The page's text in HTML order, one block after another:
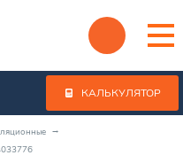
КАЛЬКУЛЯТОР